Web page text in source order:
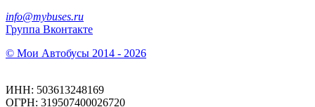
info@mybuses.ru
Группа Вконтакте
© Мои Автобусы 2014 - 2026
ИНН: 503613248169
ОГРН: 319507400026720